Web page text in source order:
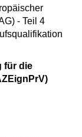
- Teil 4
für die